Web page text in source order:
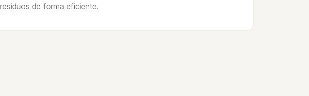
resíduos de forma eficiente.